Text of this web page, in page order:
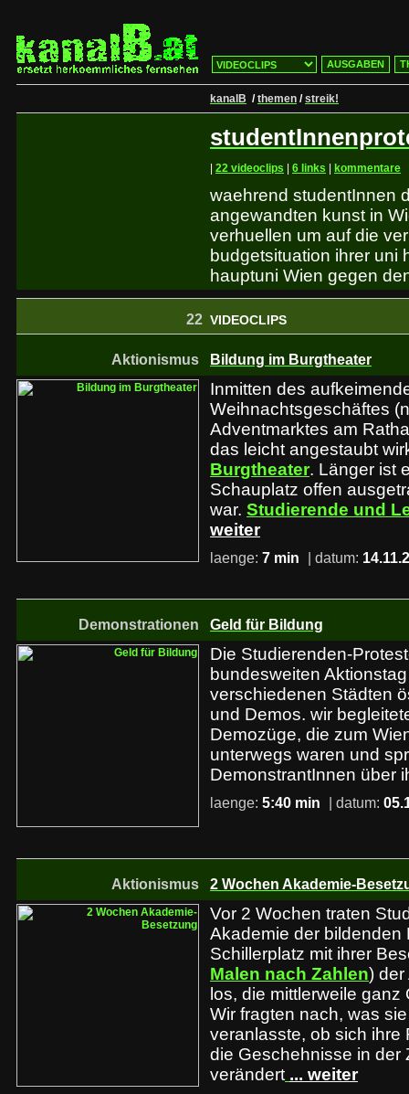
AUSGABEN
kanalB /themen /streik!
22 videoclips 6 links kommentare
waehrend studentInnen
angewandten kunst in
verhuellen um auf die
budgetsituation ihrer uni
hauptuni Wien gegen
22 VIDEOCLIPS
Aktionismus Bildung im Burgtheater
Inmitten des
Weihnachtsgeschäftes
Adventmarktes am
das leicht angestaubt
Burgtheater. Länger ist
Schauplatz offen
war. Studierende und
weiter
laenge: 7 min | datum:
Demonstrationen Geld für Bildung
Die Studierenden-
bundesweiten
verschiedenen Städten
und Demos. wir
Demozüge, die zum
unterwegs waren und
DemonstrantInnen über
laenge: 5:40 min | datum:
Aktionismus 2 Wochen Akademie-
Vor 2 Wochen traten
Akademie der bildenden
Schillerplatz mit ihrer
Malen nach Zahlen) der
los, die mittlerweile
Wir fragten nach, was
veranlasste, ob sich ihre
die Geschehnisse in der
verändert ... weiter